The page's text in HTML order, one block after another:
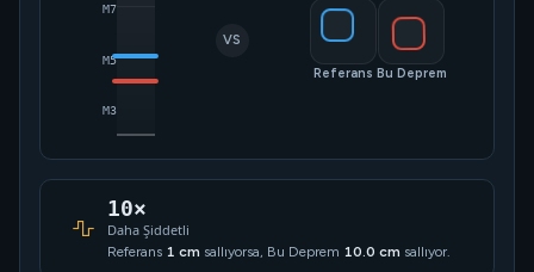
M7
M5
M3
VS
Referans Bu Deprem
10×
Daha Şiddetli
Referans 1 cm sallıyorsa, Bu Deprem 10.0 cm sallıyor.